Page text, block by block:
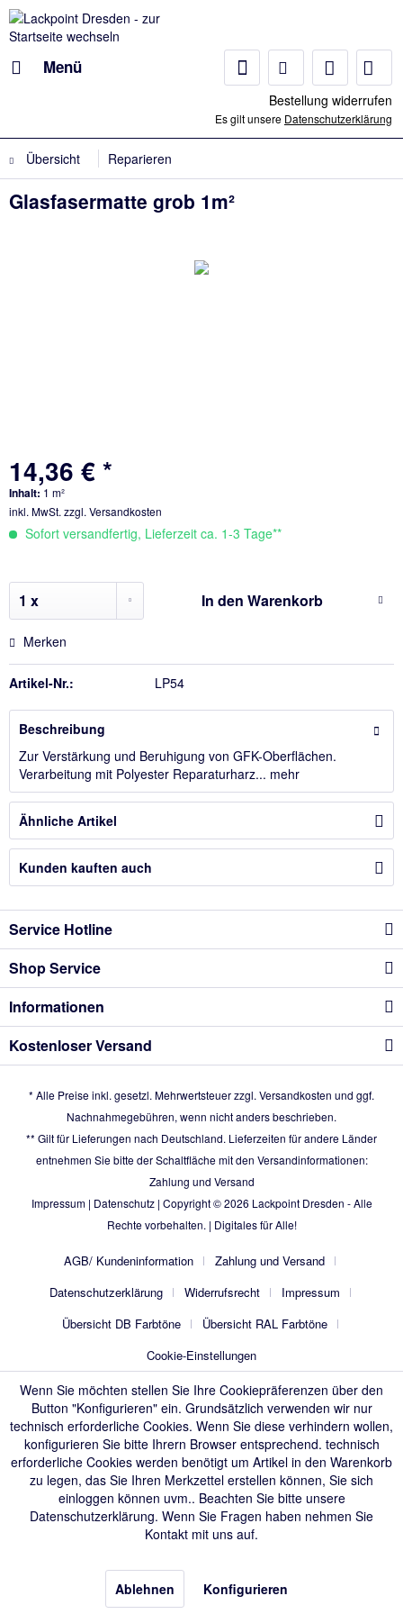
Menü
Bestellung widerrufen
Es gilt unsere Datenschutzerklärung
Übersicht Reparieren
Glasfasermatte grob 1m²
14,36 € *
Inhalt: 1 m²
inkl. MwSt. zzgl. Versandkosten
Sofort versandfertig, Lieferzeit ca. 1-3 Tage**
In den Warenkorb
Merken
Artikel-Nr.: LP54
Beschreibung
Zur Verstärkung und Beruhigung von GFK-Oberflächen.
Verarbeitung mit Polyester Reparaturharz... mehr
Ähnliche Artikel
Kunden kauften auch
Service Hotline
Shop Service
Informationen
Kostenloser Versand
* Alle Preise inkl. gesetzl. Mehrwertsteuer zzgl. Versandkosten und ggf.
Nachnahmegebühren, wenn nicht anders beschrieben.
** Gilt für Lieferungen nach Deutschland. Lieferzeiten für andere Länder
entnehmen Sie bitte der Schaltfläche mit den Versandinformationen:
Zahlung und Versand
Impressum| Datenschutz| Copyright © 2026 Lackpoint Dresden - Alle
Rechte vorbehalten. | Digitales für Alle!
AGB/ Kundeninformation
Zahlung und Versand
Datenschutzerklärung
Widerrufsrecht
Impressum
Übersicht DB Farbtöne
Übersicht RAL Farbtöne
Cookie-Einstellungen
Wenn Sie möchten stellen Sie Ihre Cookiepräferenzen über den
Button "Konfigurieren" ein. Grundsätzlich verwenden wir nur
technisch erforderliche Cookies. Wenn Sie diese verhindern wollen,
konfigurieren Sie bitte Ihrern Browser entsprechend. technisch
erforderliche Cookies werden benötigt um Artikel in den Warenkorb
zu legen, das Sie Ihren Merkzettel erstellen können, Sie sich
einloggen können uvm.. Beachten Sie bitte unsere
Datenschutzerklärung. Wenn Sie Fragen haben nehmen Sie
Kontakt mit uns auf.
Ablehnen Konfigurieren